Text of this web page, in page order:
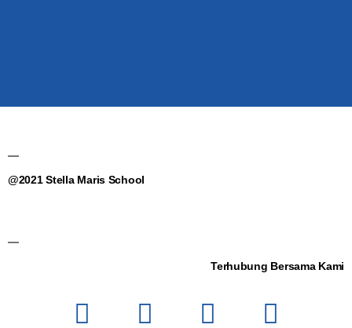
@2021 Stella Maris School
Terhubung Bersama Kami